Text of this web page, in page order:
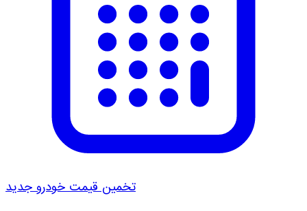
تخمین قیمت خودروجدید